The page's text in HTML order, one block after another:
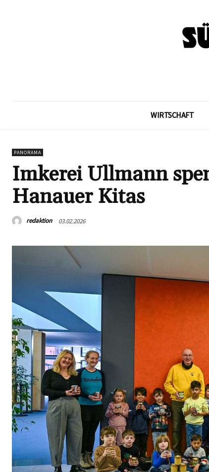
WIRTSCHAFT
PANORAMA
Imkerei Ullmann
Hanauer Kitas
redaktion 03.02.2026